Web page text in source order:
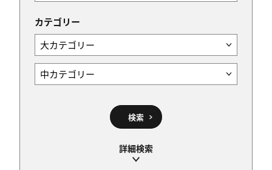
カテゴリー
検索